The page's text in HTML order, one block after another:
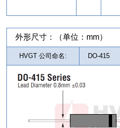
外形尺寸：（单位：mm）
HVGT 公司命名: DO-415